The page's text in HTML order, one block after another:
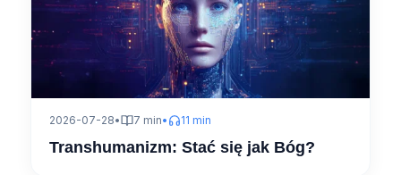
2026-07-28• 7 min• 11 min
Transhumanizm: Stać się jak Bóg?